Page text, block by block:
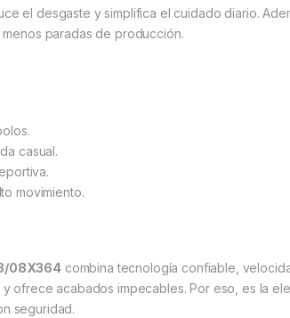
el desgaste y simplifica el cuidado diario.
paradas de producción.
casual.
movimiento.
08X364combina tecnología confiable,
ofrece acabados impecables. Por eso, es la
seguridad.